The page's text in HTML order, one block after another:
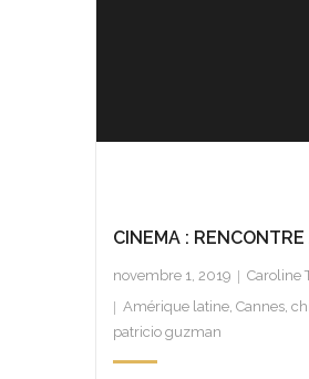
CINEMA :
novembre 1, 2019 Caroline
Amérique latine Cannes
patricio guzman